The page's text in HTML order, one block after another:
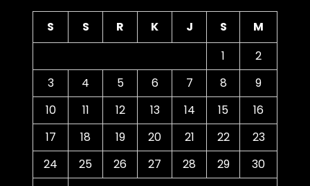
S S R K J S
M
1
2
3
4 5 6 7 8
9
10
11 12 13 14 15
16
17
18 19 20 21 22
23
24
25 26 27 28 29
30